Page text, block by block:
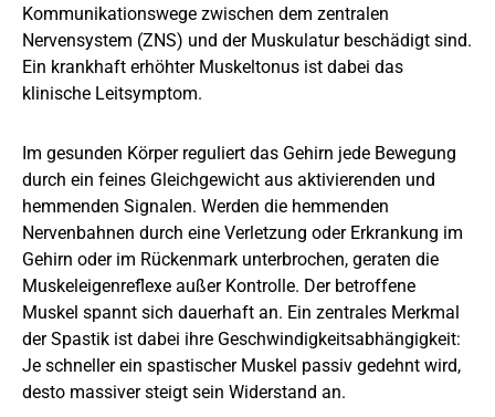
Kommunikationswege zwischen dem zentralen
Nervensystem (ZNS) und der Muskulatur beschädigt sind.
Ein krankhaft erhöhter Muskeltonus ist dabei das
klinische Leitsymptom.
Im gesunden Körper reguliert das Gehirn jede Bewegung
durch ein feines Gleichgewicht aus aktivierenden und
hemmenden Signalen. Werden die hemmenden
Nervenbahnen durch eine Verletzung oder Erkrankung im
Gehirn oder im Rückenmark unterbrochen, geraten die
Muskeleigenreflexe außer Kontrolle. Der betroffene
Muskel spannt sich dauerhaft an. Ein zentrales Merkmal
der Spastik ist dabei ihre Geschwindigkeitsabhängigkeit:
Je schneller ein spastischer Muskel passiv gedehnt wird,
desto massiver steigt sein Widerstand an.